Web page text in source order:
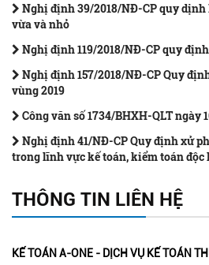
Nghị định 39/2018/NĐ-CP quy
vừa và nhỏ
Nghị định 119/2018/NĐ-CP quy
Nghị định 157/2018/NĐ-CP Quy
vùng 2019
Công văn số 1734/BHXH-QLT ngày
Nghị định 41/NĐ-CP Quy định xử
trong lĩnh vực kế toán, kiểm toán độc
THÔNG TIN LIÊN HỆ
KẾ TOÁN A-ONE - DỊCH VỤ KẾ TOÁN